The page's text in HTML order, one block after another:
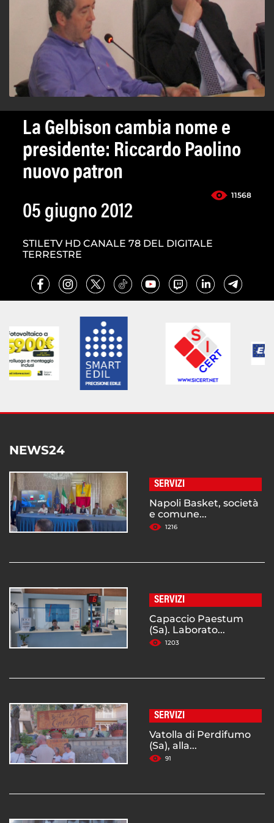
La Gelbison cambia nome e
presidente: Riccardo Paolino
nuovo patron
11568
05 giugno 2012
STILETV HD CANALE 78 DEL DIGITALE
TERRESTRE
NEWS24
SERVIZI
Napoli Basket, società
e comune...
1216
SERVIZI
Capaccio Paestum
(Sa). Laborato...
1203
SERVIZI
Vatolla di Perdifumo
(Sa), alla...
91